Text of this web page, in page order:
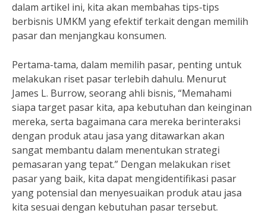
dalam artikel ini, kita akan membahas tips-tips
berbisnis UMKM yang efektif terkait dengan memilih
pasar dan menjangkau konsumen.
Pertama-tama, dalam memilih pasar, penting untuk
melakukan riset pasar terlebih dahulu. Menurut
James L. Burrow, seorang ahli bisnis, “Memahami
siapa target pasar kita, apa kebutuhan dan keinginan
mereka, serta bagaimana cara mereka berinteraksi
dengan produk atau jasa yang ditawarkan akan
sangat membantu dalam menentukan strategi
pemasaran yang tepat.” Dengan melakukan riset
pasar yang baik, kita dapat mengidentifikasi pasar
yang potensial dan menyesuaikan produk atau jasa
kita sesuai dengan kebutuhan pasar tersebut.